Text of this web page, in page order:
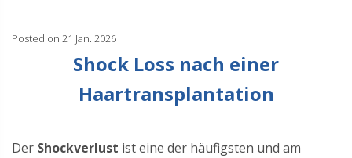
Posted on 21 Jan. 2026
Shock Loss nach einer
Haartransplantation
Der Shockverlust ist eine der häufigsten und am